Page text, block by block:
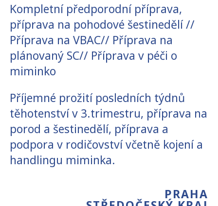
Kompletní předporodní příprava,
příprava na pohodové šestinedělí //
Příprava na VBAC// Příprava na
plánovaný SC// Příprava v péči o
miminko
Příjemné prožití posledních týdnů
těhotenství v 3.trimestru, příprava na
porod a šestinedělí, příprava a
podpora v rodičovství včetně kojení a
handlingu miminka.
PRAHA